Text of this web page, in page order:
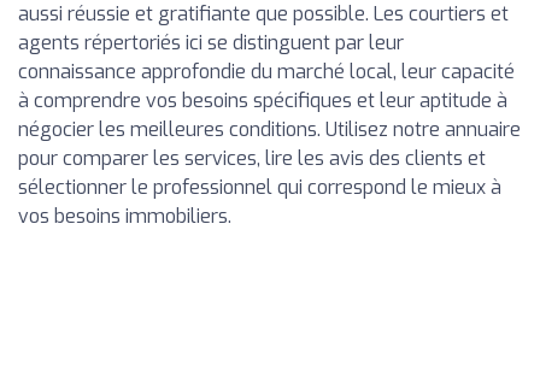
aussi réussie et gratifiante que possible. Les courtiers et
agents répertoriés ici se distinguent par leur
connaissance approfondie du marché local, leur capacité
à comprendre vos besoins spécifiques et leur aptitude à
négocier les meilleures conditions. Utilisez notre annuaire
pour comparer les services, lire les avis des clients et
sélectionner le professionnel qui correspond le mieux à
vos besoins immobiliers.